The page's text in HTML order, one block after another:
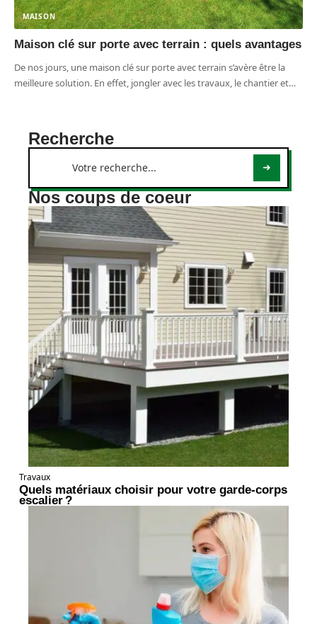
MAISON
Maison clé sur porte avec terrain : quels avantages
De nos jours, une maison clé sur porte avec terrain s’avère être la
meilleure solution. En effet, jongler avec les travaux, le chantier et…
Recherche
Nos coups de coeur
Travaux
Quels matériaux choisir pour votre garde-corps
escalier ?